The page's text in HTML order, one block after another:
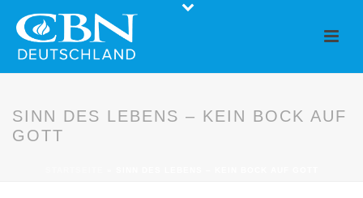
SINN DES LEBENS – KEIN BOCK AUF
GOTT